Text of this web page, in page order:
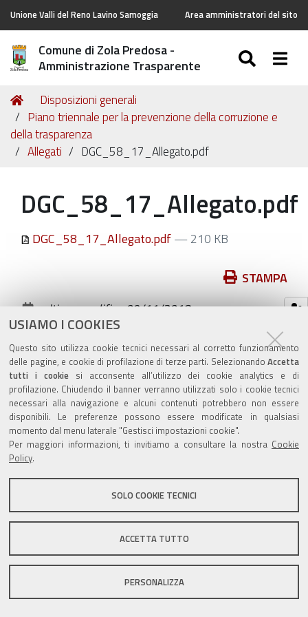
USIAMO I COOKIES
Questo sito utilizza cookie tecnici necessari al corretto funzionamento
delle pagine, e cookie di profilazione di terze parti. Selezionando Accetta
tutti i cookiesi acconsente all’utilizzo dei cookie analytics e di
profilazione. Chiudendo il banner verranno utilizzati solo i cookie tecnici
necessari alla navigazione e alcuni contenuti potrebbero non essere
disponibili. Le preferenze possono essere modificate in qualsiasi
momento dal menu laterale "Gestisci impostazioni cookie".
Per maggiori informazioni, ti invitiamo a consultare la nostra Cookie
Policy.
SOLO COOKIE TECNICI
ACCETTA TUTTO
PERSONALIZZA
Unione Valli del Reno Lavino Samoggia Area amministratori del sito
Comune di Zola Predosa -
Amministrazione Trasparente
Tu
sei
qui:
Home
Disposizioni generali
Piano triennale per la prevenzione della corruzione e
della trasparenza
Allegati
DGC_58_17_Allegato.pdf
DGC_58_17_Allegato.pdf
DGC_58_17_Allegato.pdf— 210 KB
STAMPA
ultima modifica09/11/2018
Valuta questo sito
Sito istituzionale Comune di Zola Predosa
Privacy policy|DPO|Accessibilità